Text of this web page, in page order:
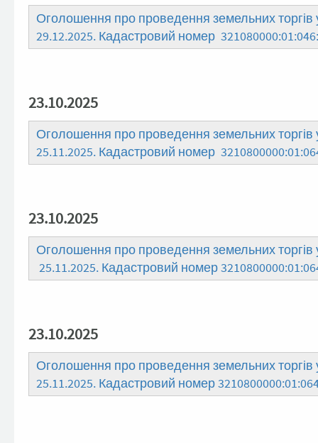
Оголошення про проведення земельних
29.12.2025. Кадастровий номер
23.10.2025
Оголошення про проведення земельних
25.11.2025. Кадастровий номер
23.10.2025
Оголошення про проведення земельних
25.11.2025. Кадастровий номер
23.10.2025
Оголошення про проведення земельних
25.11.2025. Кадастровий номер